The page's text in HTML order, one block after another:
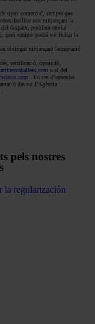
tipus comercial, sempre que
facilitar-nos mitjançant la
del despatx, podríem enviar
però sempre podrà sol·licitar la
obtingut mitjançant lacceptació
rectificació, oposició,
o el del
. En cas d’entendre
davant l’Agència
pels nostres